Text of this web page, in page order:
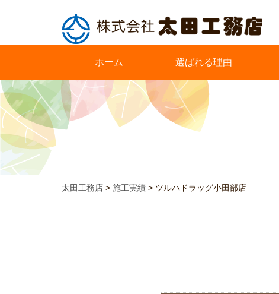
ホーム 選ばれる理由
太田工務店 > 施工実績 > ツルハドラッグ小田部店